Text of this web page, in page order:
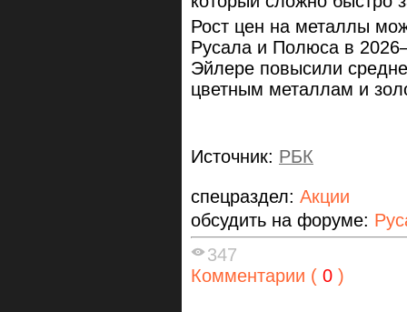
Рост цен на металлы
Русала и Полюса в
Эйлере повысили
цветным металлам и
Источник: РБК
спецраздел: Акции
обсудить на форуме:
347
Комментарии ( 0 )